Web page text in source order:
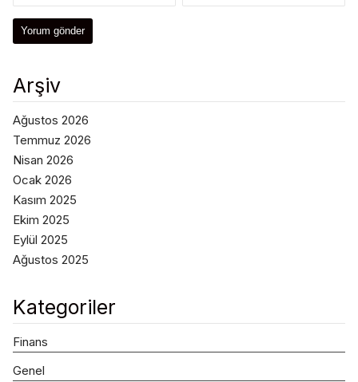
Arşiv
Ağustos 2026
Temmuz 2026
Nisan 2026
Ocak 2026
Kasım 2025
Ekim 2025
Eylül 2025
Ağustos 2025
Kategoriler
Finans
Genel